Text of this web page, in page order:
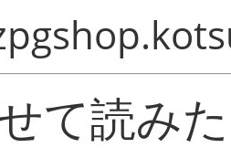
て読み